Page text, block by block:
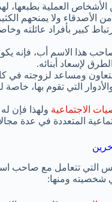
العملية بطبعها،
من الأصدقاء ولا يمنحهم
كبير بأفراد عائلته
هذا الاسم أب، فإنه
لإسعاد أبنائه.
ومساعد لزوجته في
التي تقوم بها،
الاجتماعية ولهذا فإن
المتعددة في عدة
التي تتعامل مع صاحب
ومنها: